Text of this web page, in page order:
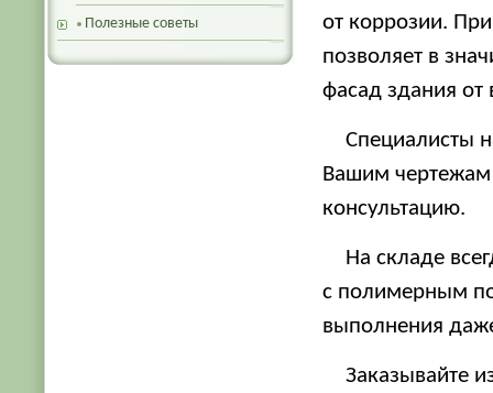
от коррозии.
позволяет в
фасад здания от
Специалисты
Вашим чертежам
консультацию.
На складе
с полимерным
выполнения
Заказывайте
Полезные советы